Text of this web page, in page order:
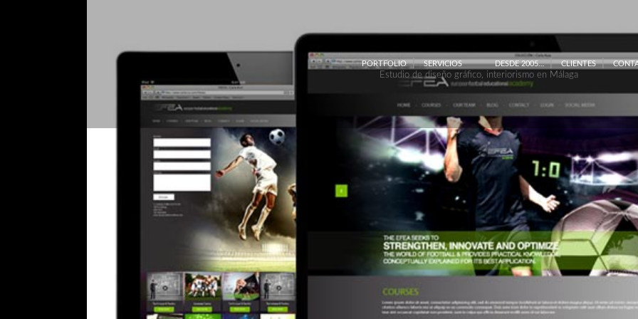
PORTFOLIO SERVICIOS
Estudio de diseño gráfico, interiorismo en Málaga
DESDE 2005… CLIENTES